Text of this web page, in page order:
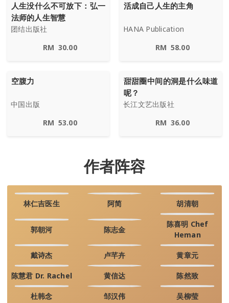
人生没什么不可放下：弘一
法师的人生智慧
团结出版社
RM 30.00
活成自己人生的主角
HANA Publication
RM 58.00
空腹力
中国出版
RM 53.00
甜甜圈中间的洞是什么味道
呢？
长江文艺出版社
RM 36.00
作者阵容
林仁吉医生 阿简 胡清朝
郭朝河 陈志金
陈喜明 Chef
Heman
戴诗杰 卢芊卉 黄章元
陈慧君 Dr. Rachel 黄信达 陈然致
杜韩念 邹汉伟 吴柳莹